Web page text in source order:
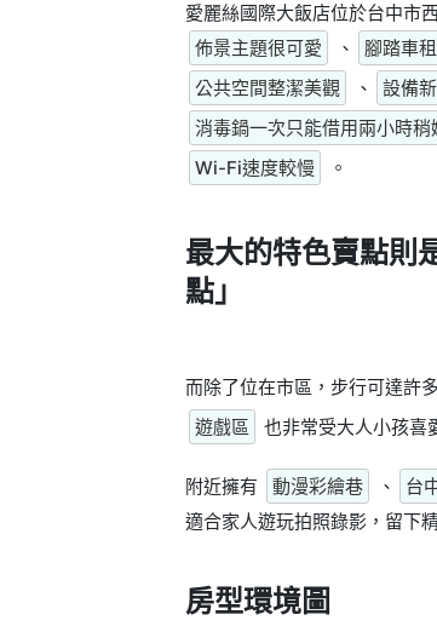
愛麗絲國際大飯店位於台中市
佈景主題很可愛
、 腳踏車
公共空間整潔美觀
、 設備
消毒鍋一次只能借用兩小時稍
Wi-Fi速度較慢
。
最大的特色賣點則
點」
而除了位在市區，步行可達許
遊戲區
也非常受大人小孩喜
附近擁有 動漫彩繪巷 、 台
適合家人遊玩拍照錄影，留下
房型環境圖